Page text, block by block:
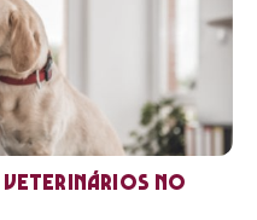
veterinários no